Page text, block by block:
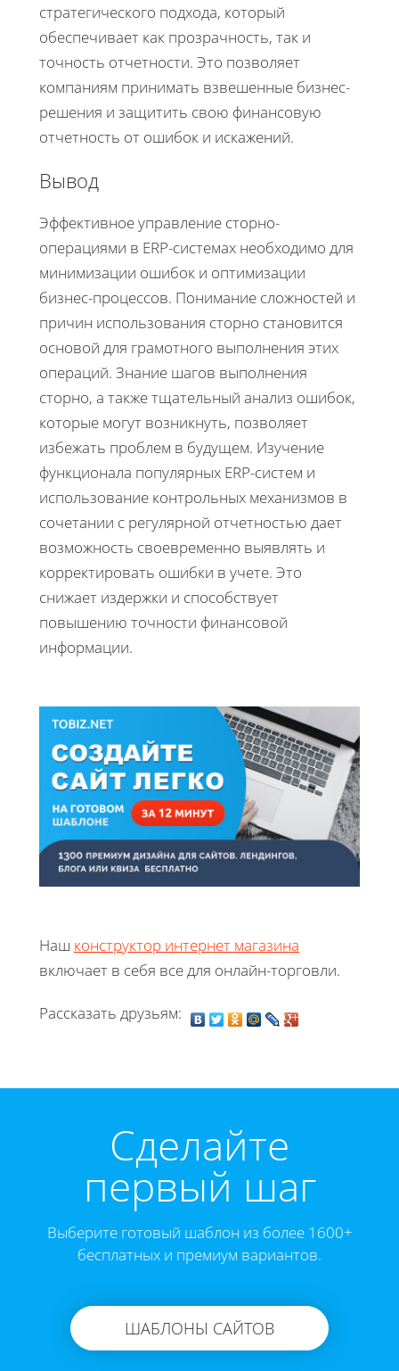
стратегического подхода, который
обеспечивает как прозрачность, так и
точность отчетности. Это позволяет
компаниям принимать взвешенные бизнес-
решения и защитить свою финансовую
отчетность от ошибок и искажений.
Вывод
Эффективное управление сторно-
операциями в ERP-системах необходимо для
минимизации ошибок и оптимизации
бизнес-процессов. Понимание сложностей и
причин использования сторно становится
основой для грамотного выполнения этих
операций. Знание шагов выполнения
сторно, а также тщательный анализ ошибок,
которые могут возникнуть, позволяет
избежать проблем в будущем. Изучение
функционала популярных ERP-систем и
использование контрольных механизмов в
сочетании с регулярной отчетностью дает
возможность своевременно выявлять и
корректировать ошибки в учете. Это
снижает издержки и способствует
повышению точности финансовой
информации.
Наш конструктор интернет магазина
включает в себя все для онлайн-торговли.
Рассказать друзьям:
Cделайте
первый шаг
Выберите готовый шаблон из более 1600+
бесплатных и премиум вариантов.
ШАБЛОНЫ САЙТОВ